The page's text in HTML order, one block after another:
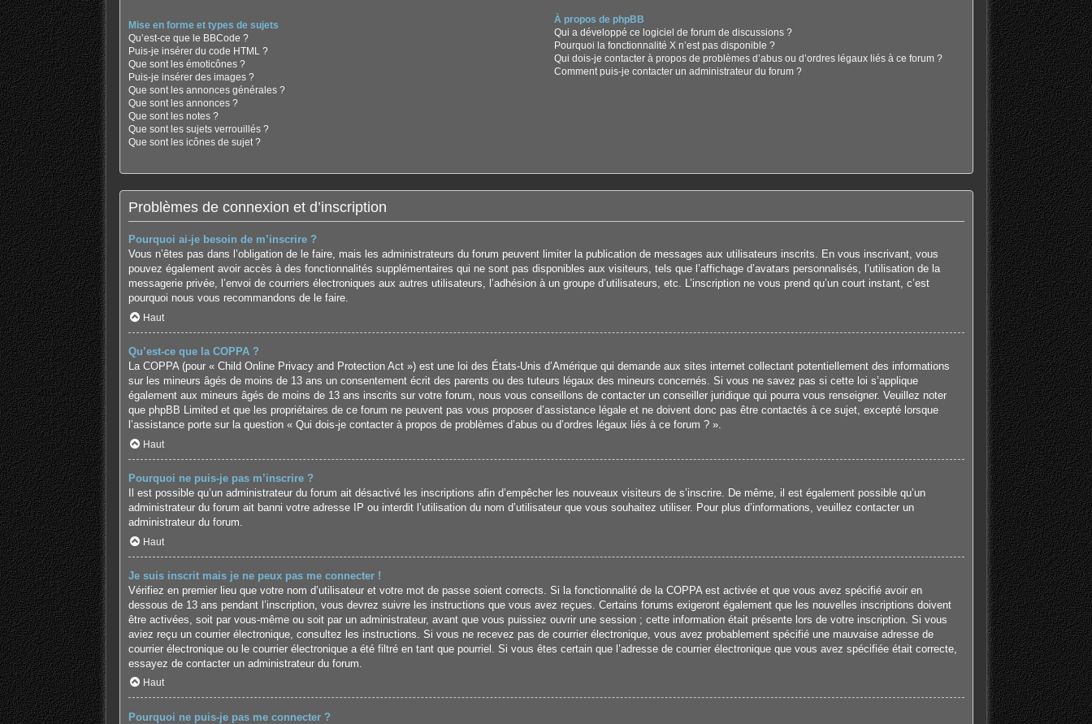
Mise en forme et types de sujets
Qu’est-ce que le BBCode ?
Puis-je insérer du code HTML ?
Que sont les émoticônes ?
Puis-je insérer des images ?
Que sont les annonces générales ?
Que sont les annonces ?
Que sont les notes ?
Que sont les sujets verrouillés ?
Que sont les icônes de sujet ?
À propos de phpBB
Qui a développé ce logiciel de forum de discussions ?
Pourquoi la fonctionnalité X n’est pas disponible ?
Qui dois-je contacter à propos de problèmes d’abus ou d’ordres légaux liés à ce forum ?
Comment puis-je contacter un administrateur du forum ?
Problèmes de connexion et d’inscription
Pourquoi ai-je besoin de m’inscrire ?
Vous n’êtes pas dans l’obligation de le faire, mais les administrateurs du forum peuvent limiter la publication de messages aux utilisateurs inscrits. En vous inscrivant, vous
pouvez également avoir accès à des fonctionnalités supplémentaires qui ne sont pas disponibles aux visiteurs, tels que l’affichage d’avatars personnalisés, l’utilisation de la
messagerie privée, l’envoi de courriers électroniques aux autres utilisateurs, l’adhésion à un groupe d’utilisateurs, etc. L’inscription ne vous prend qu’un court instant, c’est
pourquoi nous vous recommandons de le faire.
Haut
Qu’est-ce que la COPPA ?
La COPPA (pour « Child Online Privacy and Protection Act ») est une loi des États-Unis d’Amérique qui demande aux sites internet collectant potentiellement des informations
sur les mineurs âgés de moins de 13 ans un consentement écrit des parents ou des tuteurs légaux des mineurs concernés. Si vous ne savez pas si cette loi s’applique
également aux mineurs âgés de moins de 13 ans inscrits sur votre forum, nous vous conseillons de contacter un conseiller juridique qui pourra vous renseigner. Veuillez noter
que phpBB Limited et que les propriétaires de ce forum ne peuvent pas vous proposer d’assistance légale et ne doivent donc pas être contactés à ce sujet, excepté lorsque
l’assistance porte sur la question « Qui dois-je contacter à propos de problèmes d’abus ou d’ordres légaux liés à ce forum ? ».
Haut
Pourquoi ne puis-je pas m’inscrire ?
Il est possible qu’un administrateur du forum ait désactivé les inscriptions afin d’empêcher les nouveaux visiteurs de s’inscrire. De même, il est également possible qu’un
administrateur du forum ait banni votre adresse IP ou interdit l’utilisation du nom d’utilisateur que vous souhaitez utiliser. Pour plus d’informations, veuillez contacter un
administrateur du forum.
Haut
Je suis inscrit mais je ne peux pas me connecter !
Vérifiez en premier lieu que votre nom d’utilisateur et votre mot de passe soient corrects. Si la fonctionnalité de la COPPA est activée et que vous avez spécifié avoir en
dessous de 13 ans pendant l’inscription, vous devrez suivre les instructions que vous avez reçues. Certains forums exigeront également que les nouvelles inscriptions doivent
être activées, soit par vous-même ou soit par un administrateur, avant que vous puissiez ouvrir une session ; cette information était présente lors de votre inscription. Si vous
aviez reçu un courrier électronique, consultez les instructions. Si vous ne recevez pas de courrier électronique, vous avez probablement spécifié une mauvaise adresse de
courrier électronique ou le courrier électronique a été filtré en tant que pourriel. Si vous êtes certain que l’adresse de courrier électronique que vous avez spécifiée était correcte,
essayez de contacter un administrateur du forum.
Haut
Pourquoi ne puis-je pas me connecter ?